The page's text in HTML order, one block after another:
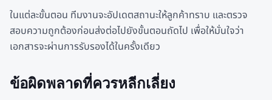
ในแต่ละขั้นตอน ทีมงานจะอัปเดตสถานะให้ลูกค้าทราบ และตรวจ
สอบความถูกต้องก่อนส่งต่อไปยังขั้นตอนถัดไป เพื่อให้มั่นใจว่า
เอกสารจะผ่านการรับรองได้ในครั้งเดียว
ข้อผิดพลาดที่ควรหลีกเลี่ยง